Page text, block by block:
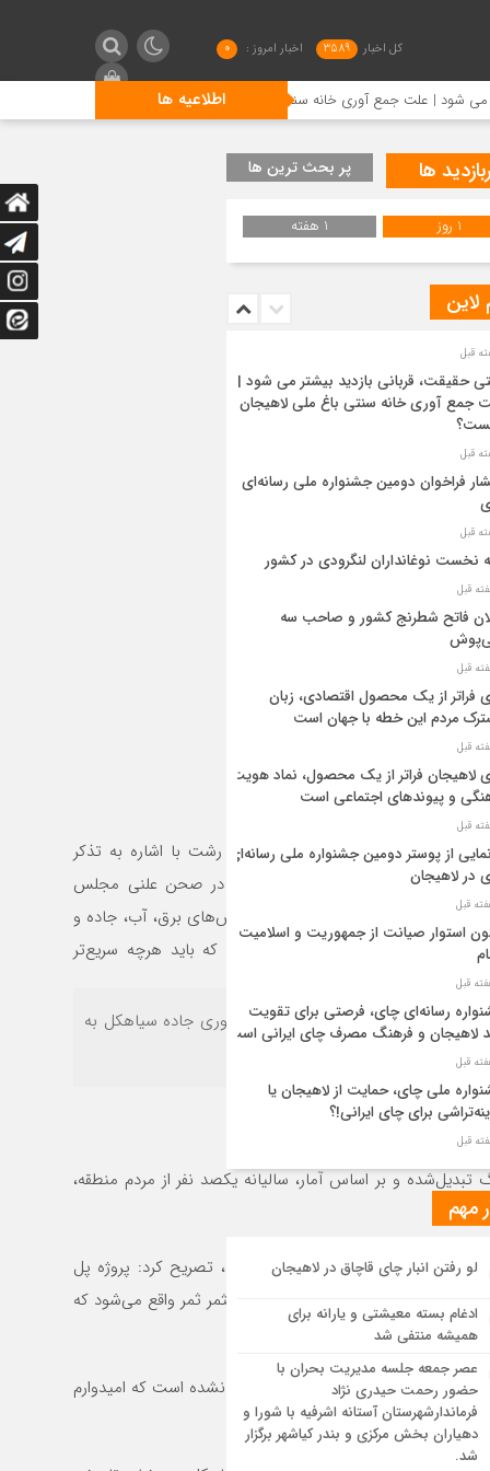
کل اخبار 3589 اخبار امروز : 0
اطلاعیه هاجمع آوری خانه سنتی باغ ملی لاهیجان چیست؟
اتوبان سیاهکل سنگر سراوان، مرمت فوری جاده سیاهکل به
در گفت‌وگو با خبرنگار فارس در رشت با اشاره به تذکر
راه و شهرسازی، نیرو و بهداشت در صحن علنی مجلس
اظهار کرد: شهرستان لاهیجان در بخش‌های برق، آب، جاده و‌
درمانی دارای مشکلات فراوانی است که باید هرچه سریع‌تر
و بر اساس آمار، سالیانه یکصد نفر از مردم منطقه،
بزرگ برای مردم منطقه تبدیل‌شده، تصریح کرد: پروژه پل
را بر عهده گرفت ولی زمانی این پل برای مردم کاربردی و مثمر ثمر واقع می‌شود که
ببخشد.
می‌گذرد ولی کماکان این امر محقق نشده است که امیدوارم
ها پر بحث ترین ها
1 روز 1 هفته
لاین
حقیقت، قربانی بازدید بیشتر می شود |
جمع آوری خانه سنتی باغ ملی لاهیجان
فراخوان دومین جشنواره ملی رسانه‌ای
نخست نوغانداران لنگرودی در کشور
فاتح شطرنج کشور و صاحب سه
فراتر از یک محصول اقتصادی، زبان
مردم این خطه با جهان است
لاهیجان فراتر از یک محصول، نماد هویت
و پیوندهای اجتماعی است
از پوستر دومین جشنواره ملی رسانه‌ای
در لاهیجان
استوار صیانت از جمهوریت و اسلامیت
رسانه‌ای چای، فرصتی برای تقویت
لاهیجان و فرهنگ مصرف چای ایرانی است
ملی چای، حمایت از لاهیجان یا
برای چای ایرانی!؟
مطهر رهبر شهید انقلاب در حرم مطهر
آرام گرفت
در آستان امام رئوف
هوایی مراسم تشییع پیکر مطهر آقای
ایران – مشهد
تشییع پیکر مطهر آقای شهید ایران –
مهم
لو رفتن انبار چای قاچاق در لاهیجان
ادغام بسته معیشتی و یارانه برای
همیشه منتفی شد
عصر جمعه جلسه مدیریت بحران با
حضور رحمت حیدری نژاد
فرماندارشهرستان آستانه اشرفیه با شورا و
دهیاران بخش مرکزی و بندر کیاشهر برگزار
شد.